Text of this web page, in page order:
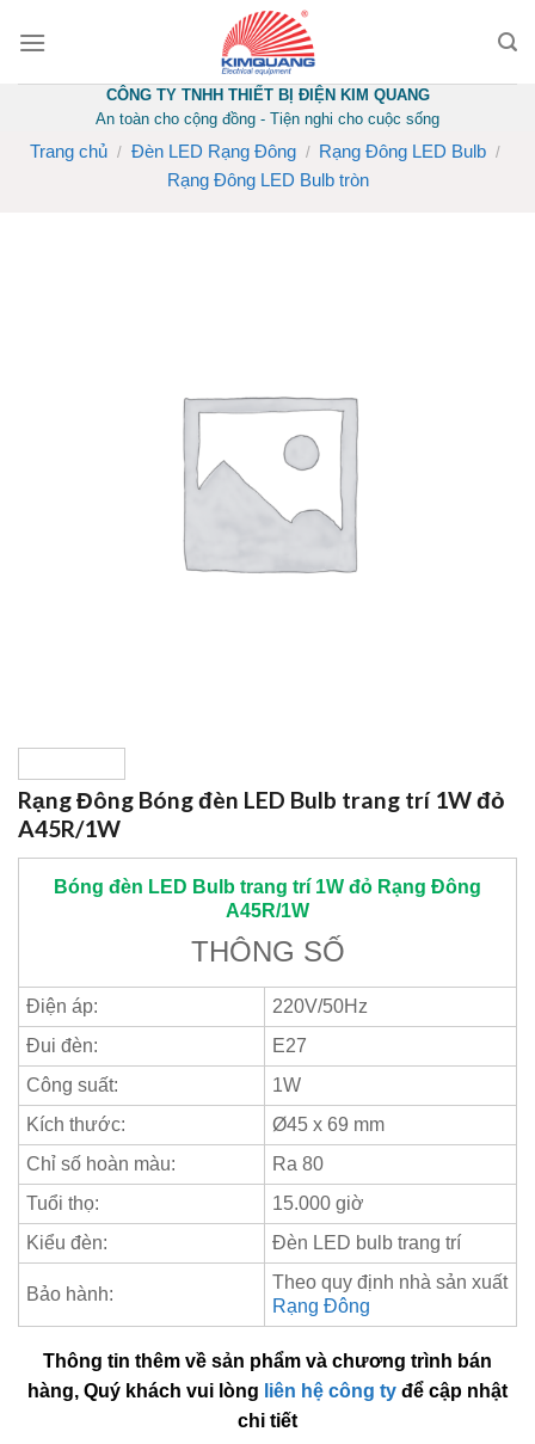
CÔNG TY TNHH THIẾT BỊ ĐIỆN KIM QUANG
An toàn cho cộng đồng - Tiện nghi cho cuộc sống
Trang chủ / Đèn LED Rạng Đông / Rạng Đông LED Bulb /
Rạng Đông LED Bulb tròn
Rạng Đông Bóng đèn LED Bulb trang trí 1W đỏ
A45R/1W
Bóng đèn LED Bulb trang trí 1W đỏ Rạng Đông
A45R/1W
THÔNG SỐ
Điện áp:
220V/50Hz
Đui đèn:
E27
Công suất:
1W
Kích thước:
Ø45 x 69 mm
Chỉ số hoàn màu:
Ra 80
Tuổi thọ:
15.000 giờ
Kiểu đèn:
Đèn LED bulb trang trí
Bảo hành:
Theo quy định nhà sản xuất
Rạng Đông
Thông tin thêm về sản phẩm và chương trình bán
hàng, Quý khách vui lòng liên hệ công ty để cập nhật
chi tiết